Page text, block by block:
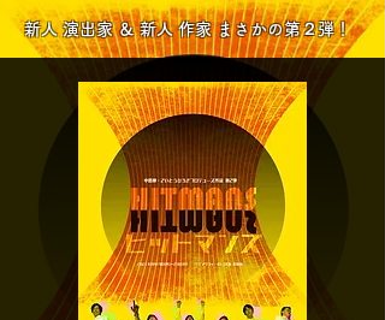
​新人 演出家 ＆ 新人 作家 まさかの第２弾！